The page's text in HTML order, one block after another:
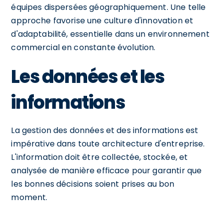
équipes dispersées géographiquement. Une telle
approche favorise une culture d'innovation et
d'adaptabilité, essentielle dans un environnement
commercial en constante évolution.
Les données et les
informations
La gestion des données et des informations est
impérative dans toute architecture d'entreprise.
L'information doit être collectée, stockée, et
analysée de manière efficace pour garantir que
les bonnes décisions soient prises au bon
moment.